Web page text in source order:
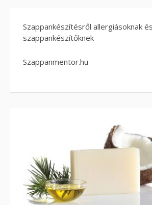
Szappankészítésről allergiásoknak
szappankészítőknek
Szappanmentor.hu